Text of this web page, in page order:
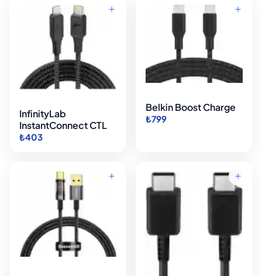
InfinityLab
InstantConnect CTL
₺403
Belkin Boost Charge
₺799